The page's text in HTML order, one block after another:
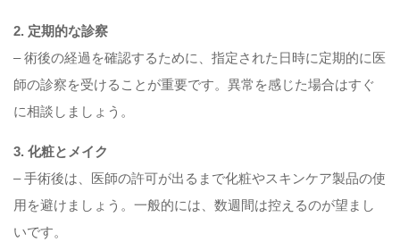
2. 定期的な診察
– 術後の経過を確認するために、指定された日時に定期的に医
師の診察を受けることが重要です。異常を感じた場合はすぐ
に相談しましょう。
3. 化粧とメイク
– 手術後は、医師の許可が出るまで化粧やスキンケア製品の使
用を避けましょう。一般的には、数週間は控えるのが望まし
いです。